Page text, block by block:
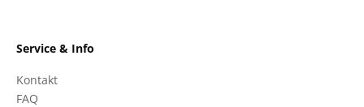
Service & Info
Kontakt
FAQ